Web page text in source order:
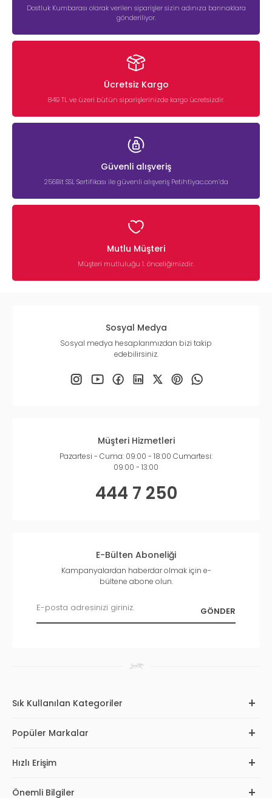
Dostluk Kumbarası olarak verilen siparişler sizin adınıza barınaklara
gönderiliyor.
Ücretsiz Kargo
849 TL ve üzeri bütün siparişlerinizde kargo ücretsizdir.
Güvenli alışveriş
256Bit SSL Sertifikası ile güvenli alışveriş Petihtiyac.com’da
Mutlu Müşteri
Müşteri mutluluğu 1. önceliğimizdir.
Sosyal Medya
Sosyal medya hesaplarımızdan bizi takip
edebilirsiniz.
Müşteri Hizmetleri
Pazartesi - Cuma: 09:00 - 18:00 Cumartesi:
09:00 - 13:00
444 7 250
E-Bülten Aboneliği
Kampanyalardan haberdar olmak için e-
bültene abone olun.
Sık Kullanılan Kategoriler
Popüler Markalar
Hızlı Erişim
Önemli Bilgiler